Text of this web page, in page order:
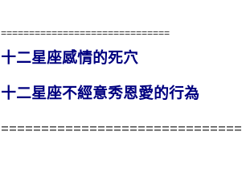
==============================
十二星座感情的死穴
十二星座不經意秀恩愛的行為
==============================